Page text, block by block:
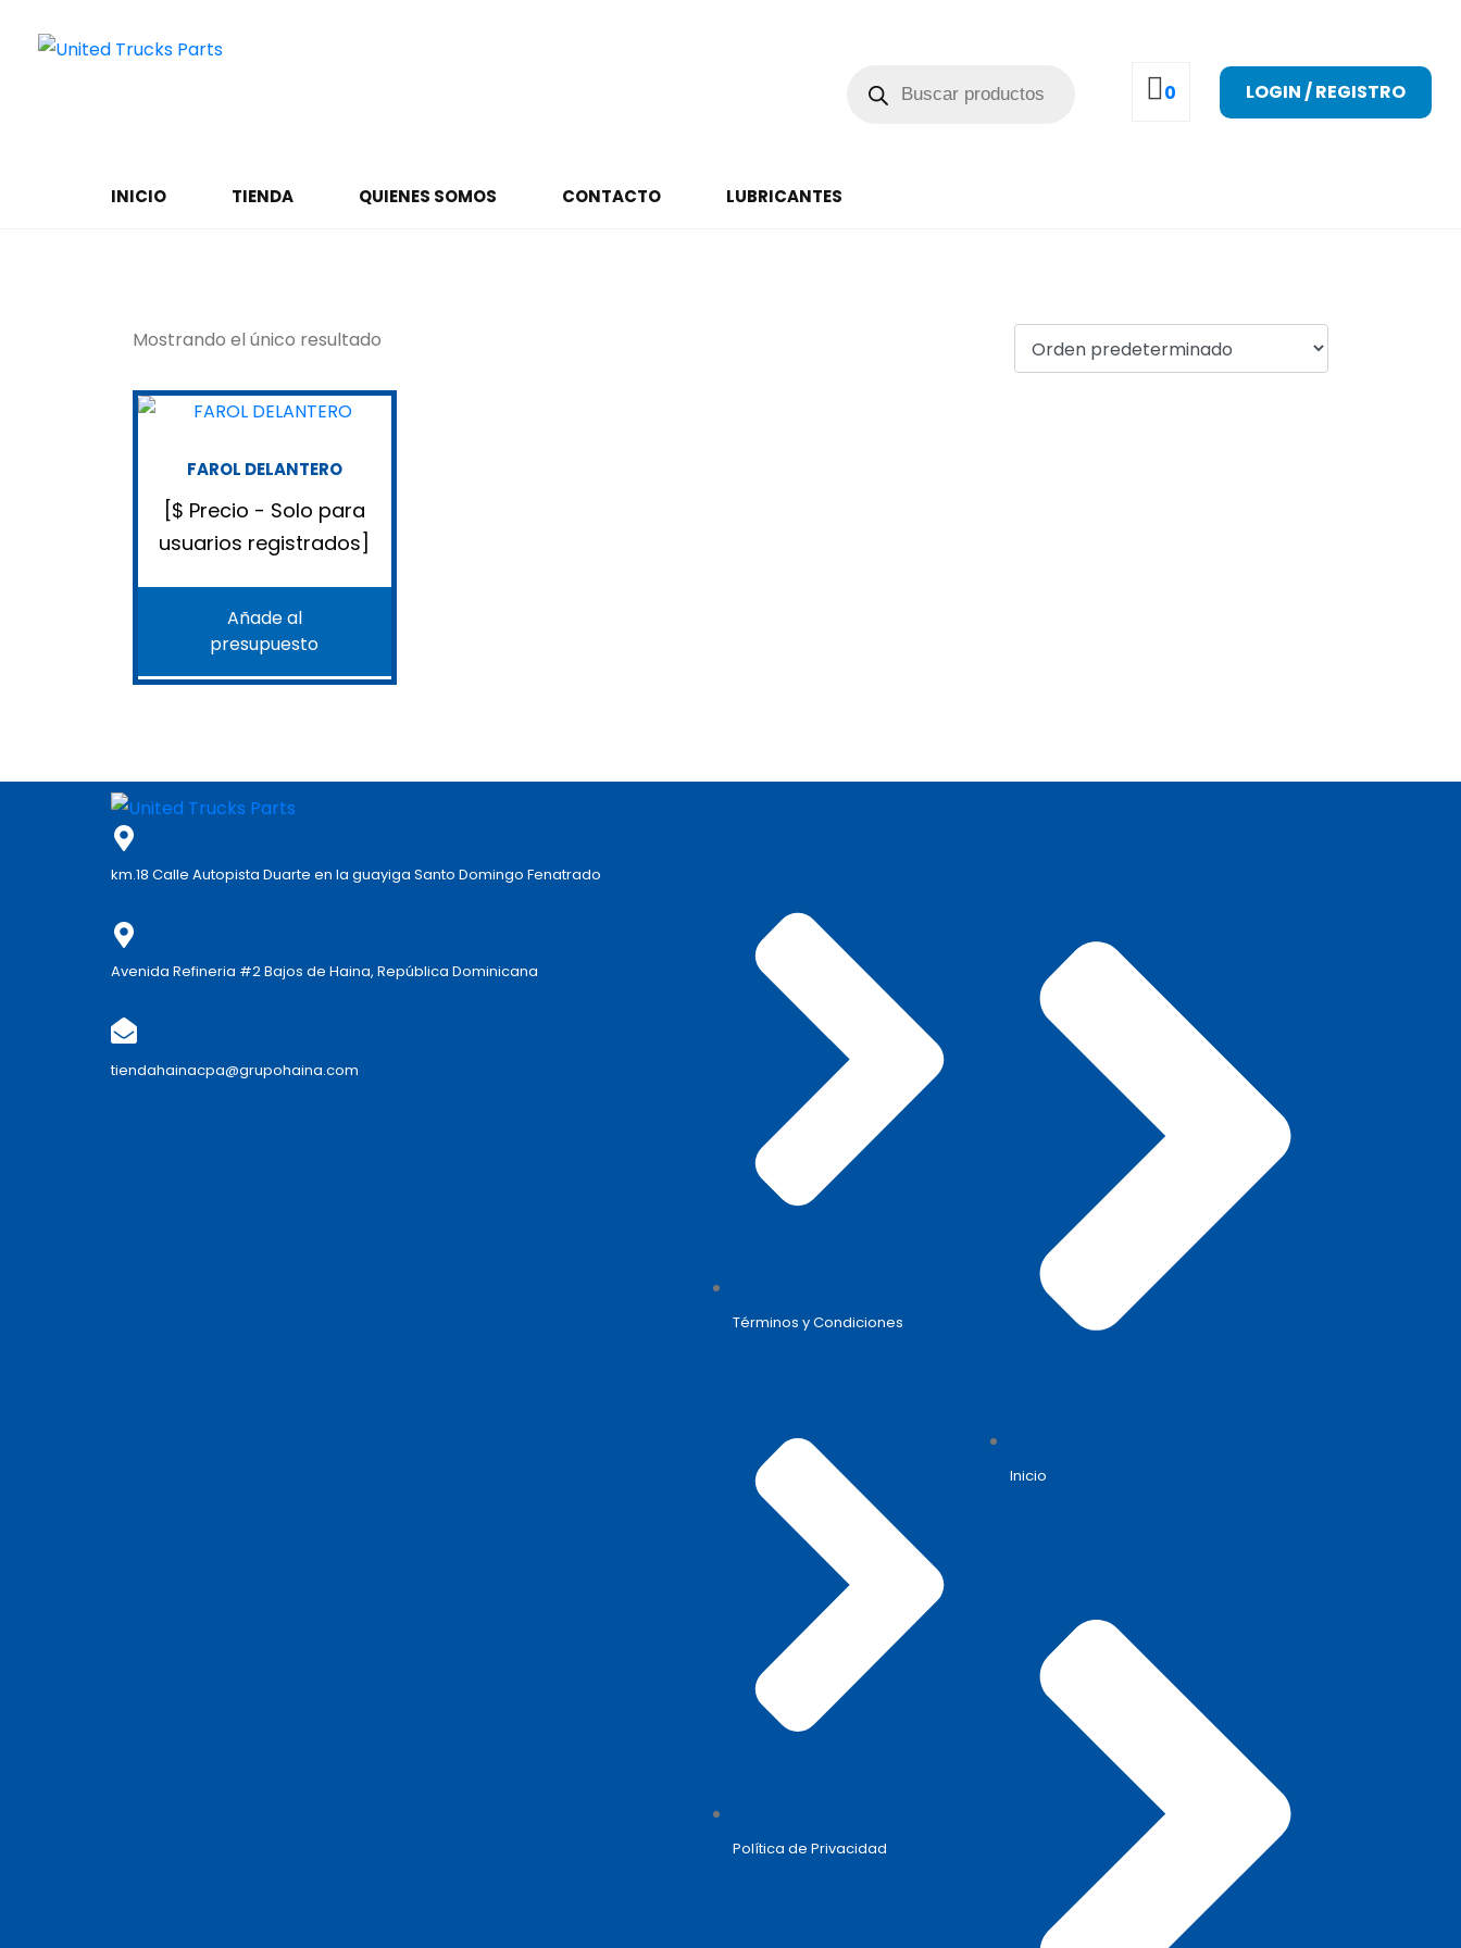
0 LOGIN / REGISTRO
INICIO TIENDA QUIENES SOMOS CONTACTO LUBRICANTES
Mostrando el único resultado
FAROL DELANTERO
[$ Precio - Solo para
usuarios registrados]
Añade al
presupuesto
km.18 Calle Autopista Duarte en la guayiga Santo Domingo Fenatrado
Avenida Refineria #2 Bajos de Haina, República Dominicana
tiendahainacpa@grupohaina.com
Términos y Condiciones
Política de Privacidad
Inicio